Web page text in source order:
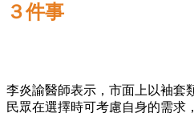
３件事
李炎諭醫師表示，市面上以袖套
民眾在選擇時可考慮自身的需求